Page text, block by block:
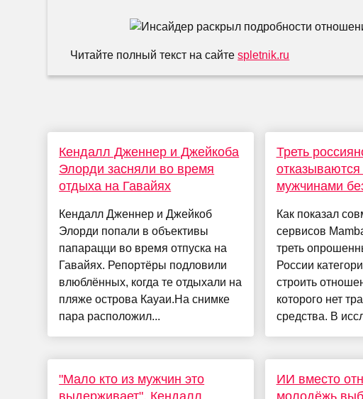
Читайте полный текст на сайтеspletnik.ru
Кендалл Дженнер и Джейкоба
Элорди засняли во время
отдыха на Гавайях
Кендалл Дженнер и Джейкоб
Элорди попали в объективы
папарацци во время отпуска на
Гавайях. Репортёры подловили
влюблённых, когда те отдыхали на
пляже острова Кауаи.На снимке
пара расположил...
"Мало кто из мужчин это
Треть
мужчинами
Как показал
сервисов
треть
России
строить
которого нет
средства. В
ИИ вместо